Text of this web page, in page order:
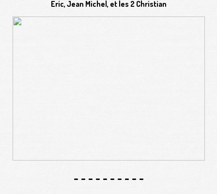
Eric, Jean Michel, et les 2 Christian
- - - - - - - - - -